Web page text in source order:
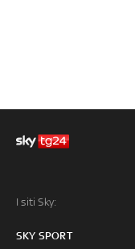
I siti Sky:
SKY SPORT